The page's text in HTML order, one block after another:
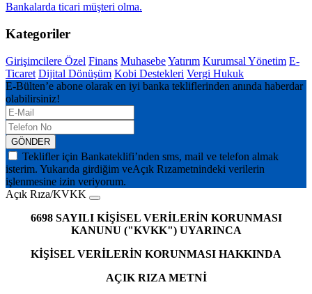
Bankalarda ticari müşteri olma.
Kategoriler
Girişimcilere Özel Finans MuhasebeYatırım Kurumsal Yönetim E-
Ticaret Dijital Dönüşüm Kobi Destekleri Vergi Hukuk
E-Bülten’e abone olarak en iyi banka tekliflerinden anında haberdar
olabilirsiniz!
GÖNDER
Teklifler için Bankateklifi’nden sms, mail ve telefon almak
isterim. Yukarıda girdiğim veAçık Rızametnindeki verilerin
işlenmesine izin veriyorum.
Açık Rıza/KVKK
6698 SAYILI KİŞİSEL VERİLERİN KORUNMASI
KANUNU ("KVKK") UYARINCA
KİŞİSEL VERİLERİN KORUNMASI HAKKINDA
AÇIK RIZA METNİ